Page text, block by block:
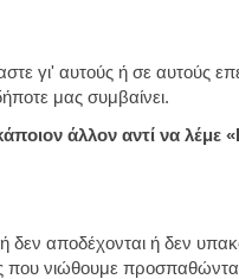
γι' αυτούς ή σε αυτούς
μας συμβαίνει.
άλλον αντί να
δεν αποδέχονται ή δεν
νιώθουμε